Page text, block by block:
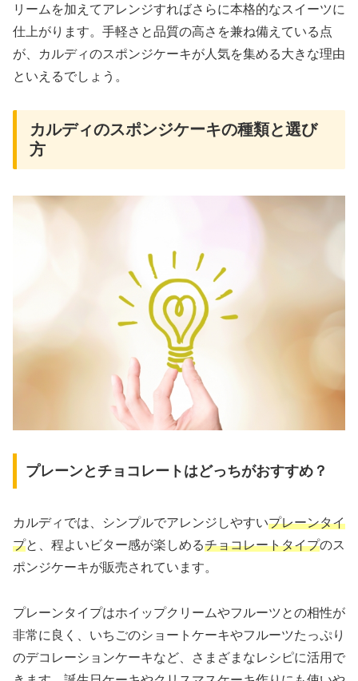
リームを加えてアレンジすればさらに本格的なスイーツに
仕上がります。手軽さと品質の高さを兼ね備えている点
が、カルディのスポンジケーキが人気を集める大きな理由
といえるでしょう。
カルディのスポンジケーキの種類と選び
方
プレーンとチョコレートはどっちがおすすめ？
カルディでは、シンプルでアレンジしやすいプレーンタイ
プと、程よいビター感が楽しめるチョコレートタイプのス
ポンジケーキが販売されています。
プレーンタイプはホイップクリームやフルーツとの相性が
非常に良く、いちごのショートケーキやフルーツたっぷり
のデコレーションケーキなど、さまざまなレシピに活用で